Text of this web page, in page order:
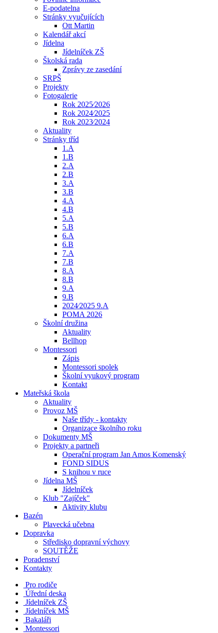
E-podatelna
Stránky vyučujících
Ott Martin
Kalendář akcí
Jídelna
Jídelníček ZŠ
Školská rada
Zprávy ze zasedání
SRPŠ
Projekty
Fotogalerie
Rok 2025⁄2026
Rok 2024⁄2025
Rok 2023⁄2024
Aktuality
Stránky tříd
1.A
1.B
2.A
2.B
3.A
3.B
4.A
4.B
5.A
5.B
6.A
6.B
7.A
7.B
8.A
8.B
9.A
9.B
2024⁄2025 9.A
POMA 2026
Školní družina
Aktuality
Bellhop
Montessori
Zápis
Montessori spolek
Školní vyukový program
Kontakt
Mateřská škola
Aktuality
Provoz MŠ
Naše třídy - kontakty
Organizace školního roku
Dokumenty MŠ
Projekty a partneři
Operační program Jan Amos Komenský
FOND SIDUS
S knihou v ruce
Jídelna MŠ
Jídelníček
Klub "Zajíček"
Aktivity klubu
Bazén
Plavecká učebna
Dopravka
Středisko dopravní výchovy
SOUTĚŽE
Poradenství
Kontakty
Pro rodiče
Úřední deska
Jídelníček ZŠ
Jídelníček MŠ
Bakaláři
Montessori